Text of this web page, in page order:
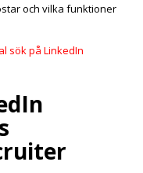
och vilka funktioner
sök på LinkedIn